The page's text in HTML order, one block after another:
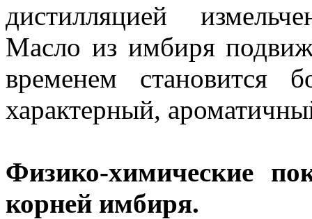
дистилляцией
Масло из имбиря
временем становится
характерный,
Физико-химические
корней имбиря.